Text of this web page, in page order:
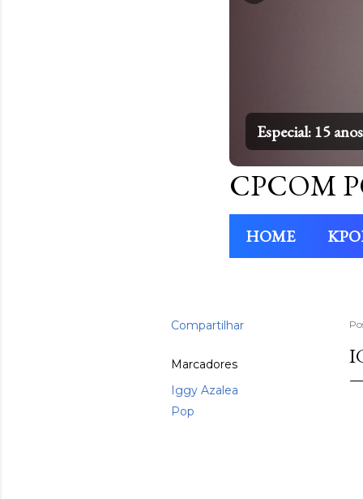
Especial: 15
CPCOM
HOME
Compartilhar
Marcadores
Iggy Azalea
Pop